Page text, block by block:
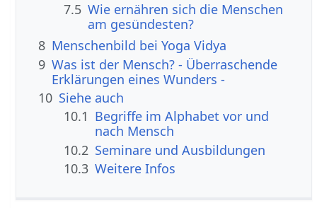
7.5 Wie ernähren sich die Menschen
am gesündesten?
8 Menschenbild bei Yoga Vidya
9 Was ist der Mensch? - Überraschende
Erklärungen eines Wunders -
10 Siehe auch
10.1 Begriffe im Alphabet vor und
nach Mensch
10.2 Seminare und Ausbildungen
10.3 Weitere Infos